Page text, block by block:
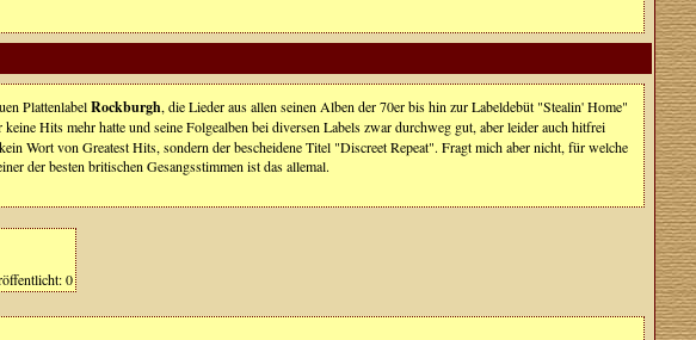
PlattenlabelRockburgh, die Lieder aus allen seinen Alben der 70er bis hin zur Labeldebüt "Stealin' Home"
keine Hits mehr hatte und seine Folgealben bei diversen Labels zwar durchweg gut, aber leider auch hitfrei
Wort von Greatest Hits, sondern der bescheidene Titel "Discreet Repeat". Fragt mich aber nicht, für welche
der besten britischen Gesangsstimmen ist das allemal.
0